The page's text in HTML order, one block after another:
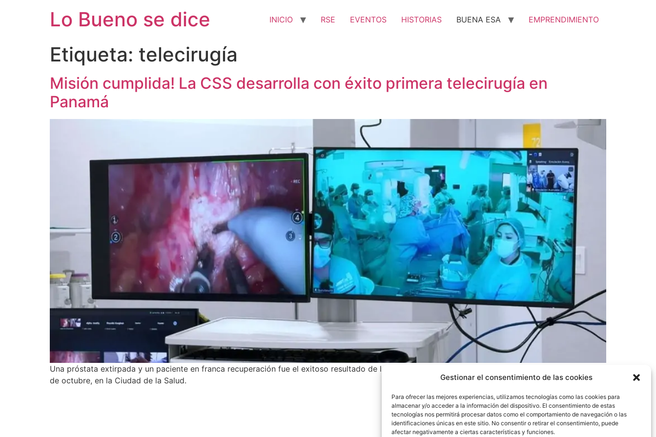
Gestionar el consentimiento de las cookies
Para ofrecer las mejores experiencias, utilizamos tecnologías como las cookies para
almacenar y/o acceder a la información del dispositivo. El consentimiento de estas
tecnologías nos permitirá procesar datos como el comportamiento de navegación o las
identificaciones únicas en este sitio. No consentir o retirar el consentimiento, puede
afectar negativamente a ciertas características y funciones.
Lo Bueno se dice INICIO RSE EVENTOS HISTORIAS BUENA ESA EMPRENDIMIENTO
Etiqueta: telecirugía
Misión cumplida! La CSS desarrolla con éxito primera telecirugía en
Panamá
Una próstata extirpada y un paciente en franca recuperación fue el exitoso resultado de la primera telecirugía realizada en Panamá, este viernes 10
de octubre, en la Ciudad de la Salud.